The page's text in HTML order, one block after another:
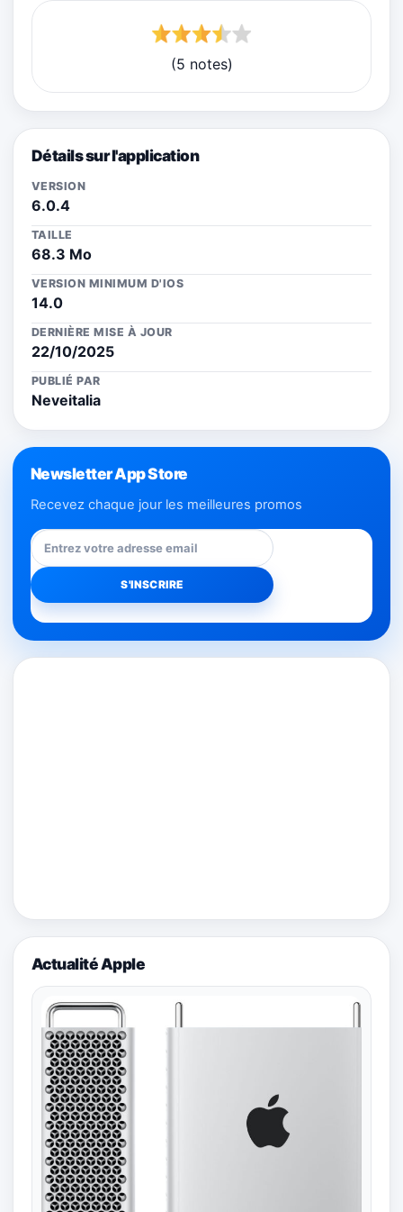
(5 notes)
Détails sur l'application
VERSION
6.0.4
TAILLE
68.3 Mo
VERSION MINIMUM D'IOS
14.0
DERNIÈRE MISE À JOUR
22/10/2025
PUBLIÉ PAR
Neveitalia
Newsletter App Store
Recevez chaque jour les meilleures promos
Actualité Apple